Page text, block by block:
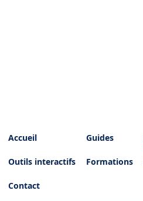
Accueil Guides
Outils interactifs Formations
Contact